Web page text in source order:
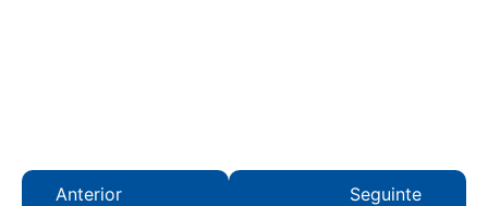
Anterior
Seguinte